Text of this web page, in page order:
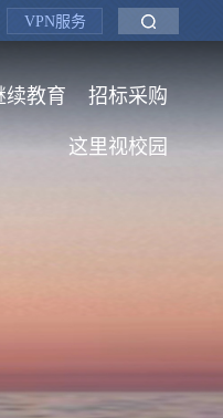
VPN服务
续教育 招标采购
这里视校园